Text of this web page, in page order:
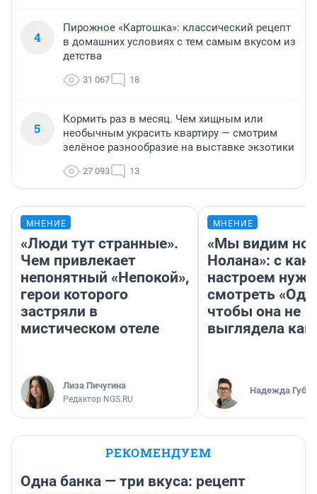
4
Пирожное «Картошка»: классический рецепт
в домашних условиях с тем самым вкусом из
детства
31 067 18
5
Кормить раз в месяц. Чем хищным или
необычным украсить квартиру — смотрим
зелёное разнообразие на выставке экзотики
27 093 13
МНЕНИЕ
«Люди тут странные».
Чем привлекает
непонятный «Непокой»,
герои которого
застряли в
мистическом отеле
Лиза Пичугина
Редактор NGS.RU
МНЕНИЕ
«Мы видим
Нолана»: с
настроем
смотреть
чтобы она не
выглядела как
Надежда
РЕКОМЕНДУЕМ
Одна банка — три вкуса: рецепт